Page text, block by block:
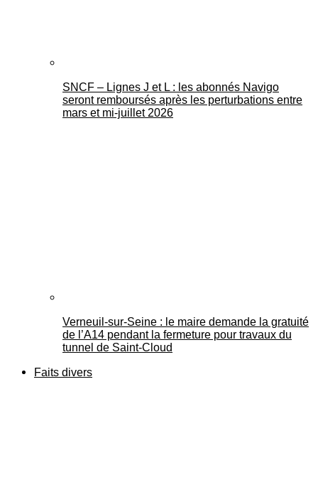
SNCF – Lignes J et L : les abonnés Navigo
seront remboursés après les perturbations entre
mars et mi-juillet 2026
Verneuil-sur-Seine : le maire demande la gratuité
de l’A14 pendant la fermeture pour travaux du
tunnel de Saint-Cloud
Faits divers